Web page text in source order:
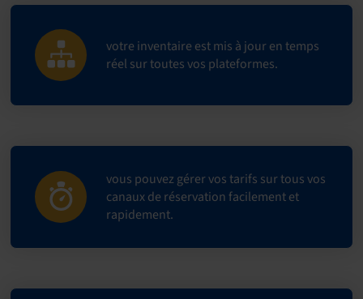
votre inventaire est mis à jour en temps
réel sur toutes vos plateformes.
vous pouvez gérer vos tarifs sur tous vos
canaux de réservation facilement et
rapidement.